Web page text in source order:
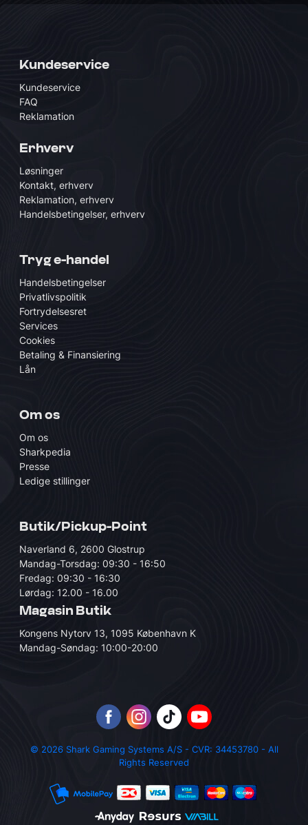
Kundeservice
Kundeservice
FAQ
Reklamation
Erhverv
Løsninger
Kontakt, erhverv
Reklamation, erhverv
Handelsbetingelser, erhverv
Tryg e-handel
Handelsbetingelser
Privatlivspolitik
Fortrydelsesret
Services
Cookies
Betaling & Finansiering
Lån
Om os
Om os
Sharkpedia
Presse
Ledige stillinger
Butik/Pickup-Point
Naverland 6, 2600 Glostrup
Mandag-Torsdag: 09:30 - 16:50
Fredag: 09:30 - 16:30
Lørdag: 12.00 - 16.00
Magasin Butik
Kongens Nytorv 13, 1095 København K
Mandag-Søndag: 10:00-20:00
© 2026 Shark Gaming Systems A/S - CVR: 34453780 - All
Rights Reserved